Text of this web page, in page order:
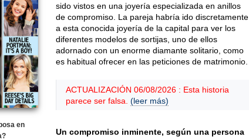
en
sido vistos en una joyería especializada en anillos
de compromiso. La pareja habría ido discretamente
a esta conocida joyería de la capital para ver los
diferentes modelos de sortijas, uno de ellos
adornado con un enorme diamante solitario, como
es habitual ofrecer en las peticiones de matrimonio.
ACTUALIZACIÓN 06/08/2026 : Esta historia
parece ser falsa. (leer más)
Un compromiso inminente, según una persona